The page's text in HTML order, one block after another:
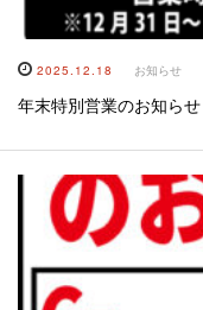
2025.12.18 お知らせ
年末特別営業のお知らせ